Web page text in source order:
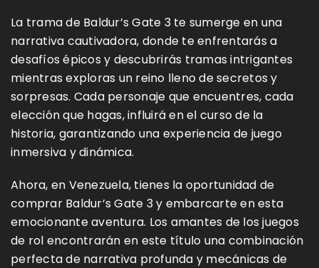
La trama de Baldur’s Gate 3 te sumerge en una
narrativa cautivadora, donde te enfrentarás a
desafíos épicos y descubrirás tramas intrigantes
mientras exploras un reino lleno de secretos y
sorpresas. Cada personaje que encuentres, cada
elección que hagas, influirá en el curso de la
historia, garantizando una experiencia de juego
inmersiva y dinámica.
Ahora, en Venezuela, tienes la oportunidad de
comprar Baldur’s Gate 3 y embarcarte en esta
emocionante aventura. Los amantes de los juegos
de rol encontrarán en este título una combinación
perfecta de narrativa profunda y mecánicas de